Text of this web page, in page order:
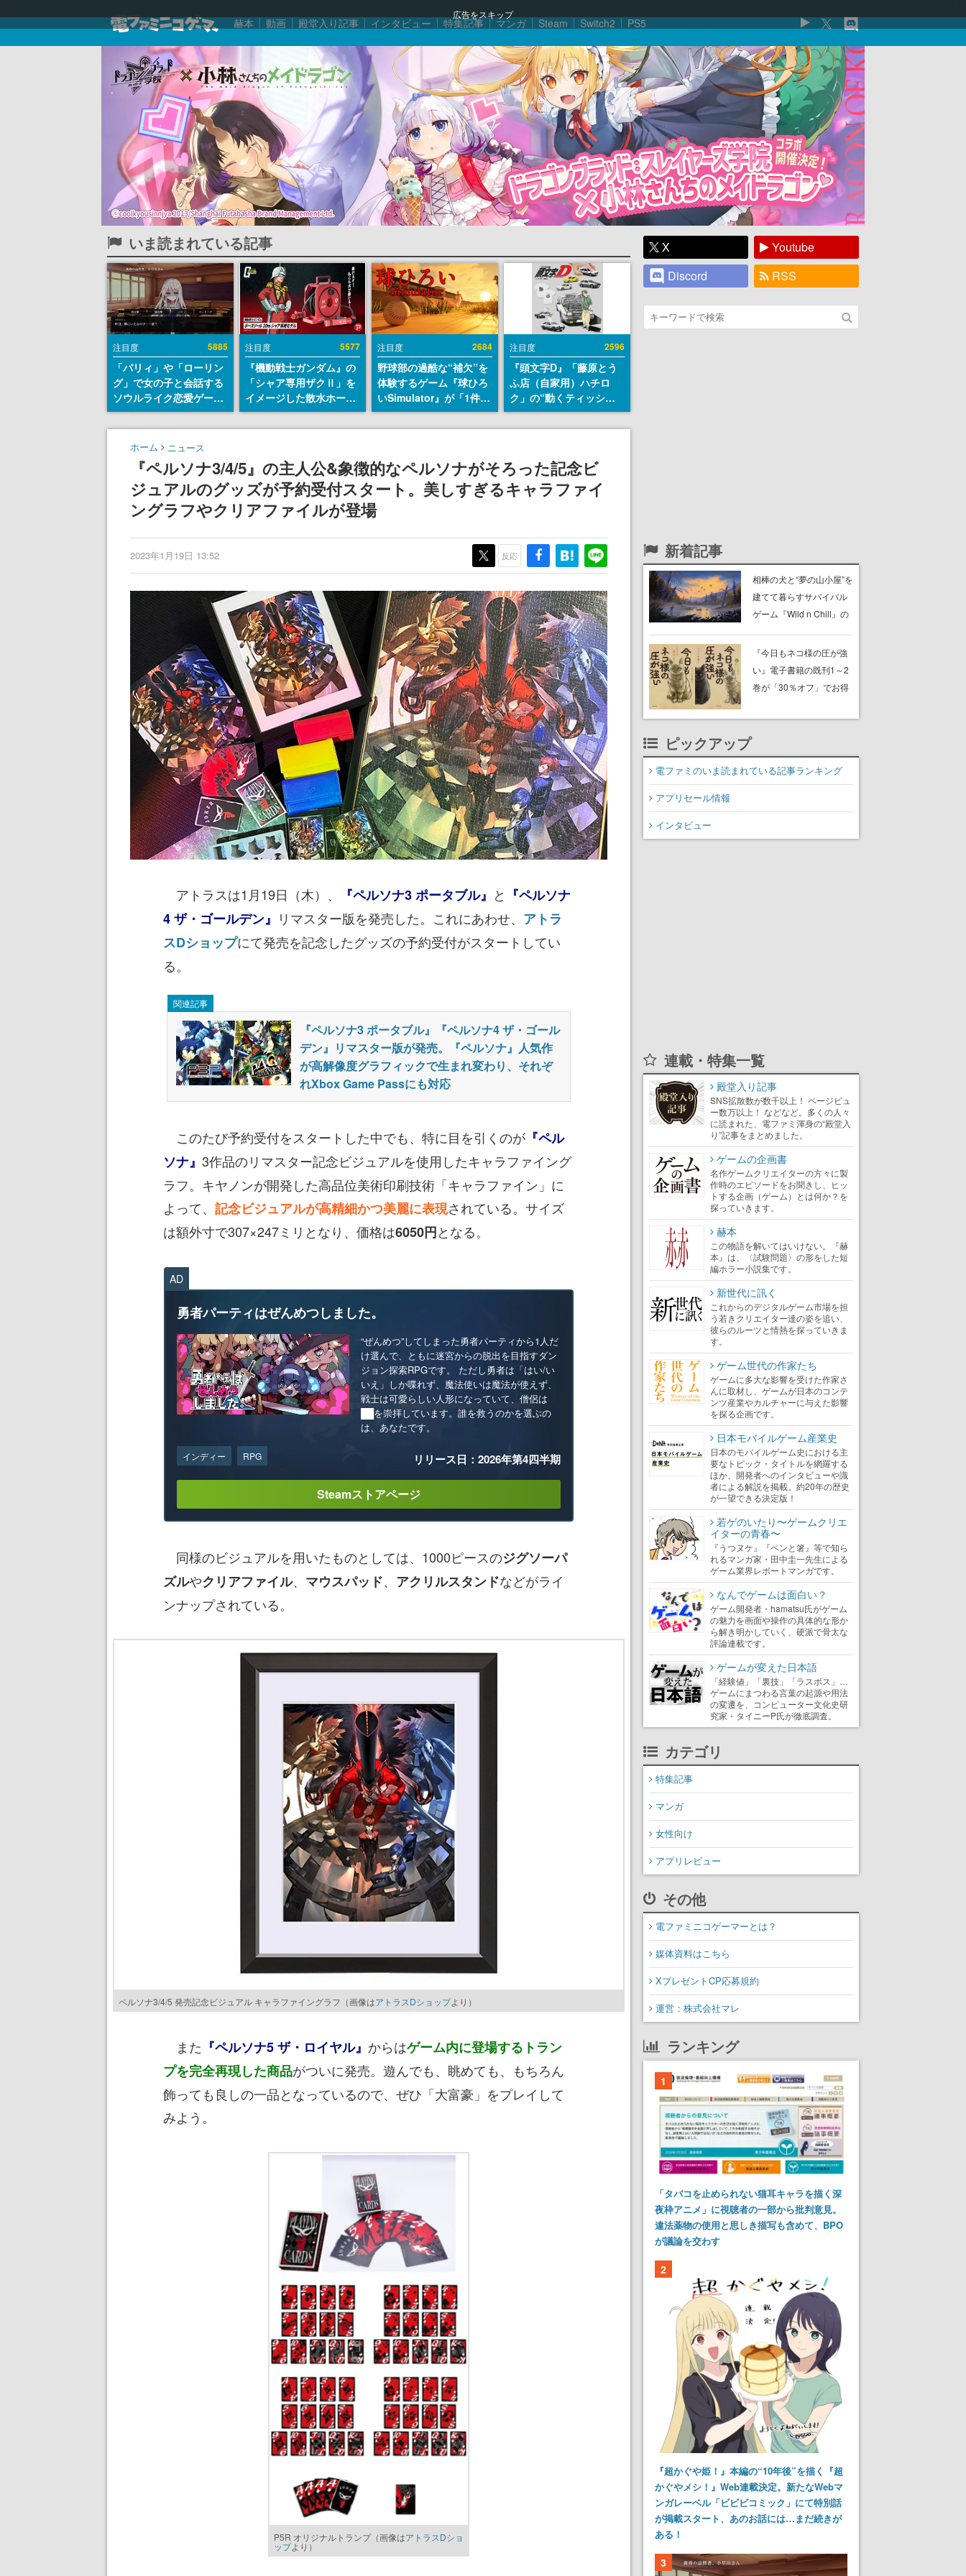
広告をスキップ
赫本 動画 殿堂入り記事 インタビュー 特集記事 マンガ Steam Switch2 PS5
いま読まれている記事
注目度 5885
「パリィ」や「ローリン
グ」で女の子と会話する
ソウルライク恋愛ゲーム
『小早川さんはソウルラ
イク』無料公開。返事に
失敗すると「YOU
DIED」
注目度 5577
『機動戦士ガンダム』の
「シャア専用ザクⅡ」を
イメージした散水ホース
リールが予約開始。本体
にはシャアのパーソナル
エンブレム、型式番号な
どを配置
注目度 2684
野球部の過酷な“補欠”を
体験するゲーム『球ひろ
いSimulator』が「1件」
のウィッシュリストをも
とにチェコ語に対応し
ダム・カム』開発元やチ
ェコのプロ野球選手から
称賛の声
注目度 2596
『頭文字D』「藤原とう
ふ店（自家用）ハチロ
ク」の“動くティッシュ
ケース”が買えるポップ
アップショップが開催
群馬の「イオンモール高
崎」にて、8月11日から8
月20日までの期間限定で
ホーム ニュース
『ペルソナ3/4/5』の主人公&象徴的なペルソナがそろった記念ビ
ジュアルのグッズが予約受付スタート。美しすぎるキャラファイ
ングラフやクリアファイルが登場
2023年1月19日 13:52 反応
アトラスは1月19日（木）、 『ペルソナ3 ポータブル』 と 『ペルソナ
4 ザ・ゴールデン』 リマスター版を発売した。これにあわせ、 アトラ
スDショップにて発売を記念したグッズの予約受付がスタートしてい
る。
関連記事
『ペルソナ3 ポータブル』『ペルソナ4 ザ・ゴール
デン』リマスター版が発売。『ペルソナ』人気作
が高解像度グラフィックで生まれ変わり、それぞ
れXbox Game Passにも対応
このたび予約受付をスタートした中でも、特に目を引くのが 『ペル
ソナ』 3作品のリマスター記念ビジュアルを使用したキャラファイング
ラフ。キヤノンが開発した高品位美術印刷技術「キャラファイン」に
よって、 記念ビジュアルが高精細かつ美麗に表現されている。サイズ
は額外寸で307×247ミリとなり、価格は6050円となる。
AD
勇者パーティはぜんめつしました。
“ぜんめつ”してしまった勇者パーティから1人だ
け選んで、ともに迷宮からの脱出を目指すダン
ジョン探索RPGです。 ただし勇者は「はい/い
いえ」しか喋れず、魔法使いは魔法が使えず、
戦士は可愛らしい人形になっていて、僧侶は
██を崇拝しています。誰を救うのかを選ぶの
は、あなたです。
インディー RPG リリース日：2026年第4四半期
Steamストアページ
同様のビジュアルを用いたものとしては、1000ピースのジグソーパ
ズルやクリアファイル、 マウスパッド、 アクリルスタンドなどがライ
ンナップされている。
ペルソナ3/4/5 発売記念ビジュアル キャラファイングラフ（画像はアトラスDショップより）
また 『ペルソナ5 ザ・ロイヤル』 からはゲーム内に登場するトラン
プを完全再現した商品がついに発売。遊んでも、眺めても、もちろん
飾っても良しの一品となっているので、ぜひ「大富豪」をプレイして
みよう。
P5R オリジナルトランプ（画像はアトラスDショ
ップより）
X
Youtube
Discord
RSS
新着記事
相棒の犬と“夢の山小屋”を
建てて暮らすサバイバル
ゲーム『Wild n Chill』の
中。ドット絵の大自然
で、喧騒を忘れよう
『今日もネコ様の圧が強
い』電子書籍の既刊1～2
巻が「30％オフ」でお得
たネコたちと、ネコを溺
描く
ピックアップ
電ファミのいま読まれている記事ランキング
アプリセール情報
インタビュー
連載・特集一覧
殿堂入り記事
SNS拡散数が数千以上！ ページビュ
ー数万以上！ などなど。多くの人々
に読まれた、電ファミ渾身の“殿堂入
り”記事をまとめました。
ゲームの企画書
名作ゲームクリエイターの方々に製
作時のエピソードをお聞きし、ヒッ
トする企画（ゲーム）とは何か？を
探っていきます。
赫本
この物語を解いてはいけない。『赫
本』は、〈試験問題〉の形をした短
編ホラー小説集です。
新世代に訊く
これからのデジタルゲーム市場を担
う若きクリエイター達の姿を追い、
彼らのルーツと情熱を探っていきま
す。
ゲーム世代の作家たち
ゲームに多大な影響を受けた作家さ
んに取材し、ゲームが日本のコンテ
ンツ産業やカルチャーに与えた影響
を探る企画です。
日本モバイルゲーム産業史
日本のモバイルゲーム史における主
要なトピック・タイトルを網羅する
ほか、開発者へのインタビューや識
者による解説を掲載。約20年の歴史
が一望できる決定版！
若ゲのいたり〜ゲームクリエ
イターの青春〜
『うつヌケ』『ペンと箸』等で知ら
れるマンガ家・田中圭一先生による
ゲーム業界レポートマンガです。
なんでゲームは面白い？
ゲーム開発者・hamatsu氏がゲーム
の魅力を画面や操作の具体的な形か
ら解き明かしていく、硬派で骨太な
評論連載です。
ゲームが変えた日本語
「経験値」「裏技」「ラスボス」…
ゲームにまつわる言葉の起源や用法
の変遷を、コンピューター文化史研
究家・タイニーP氏が徹底調査。
カテゴリ
特集記事
マンガ
女性向け
アプリレビュー
その他
電ファミニコゲーマーとは？
媒体資料はこちら
XプレゼントCP応募規約
運営：株式会社マレ
ランキング
1
「タバコを止められない猫耳キャラを描く深
夜枠アニメ」に視聴者の一部から批判意見。
違法薬物の使用と思しき描写も含めて、BPO
が議論を交わす
2
『超かぐや姫！』本編の“10年後”を描く『超
かぐやメシ！』Web連載決定。新たなWebマ
ンガレーベル「ビビビコミック」にて特別話
が掲載スタート、あのお話には…まだ続きが
ある！
3